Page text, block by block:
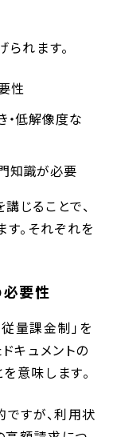
れます。
性
・低解像度な
知識が必要
じることで、
。それぞれを
要性
量課金制」を
キュメントの
意味します。
ですが、利用状